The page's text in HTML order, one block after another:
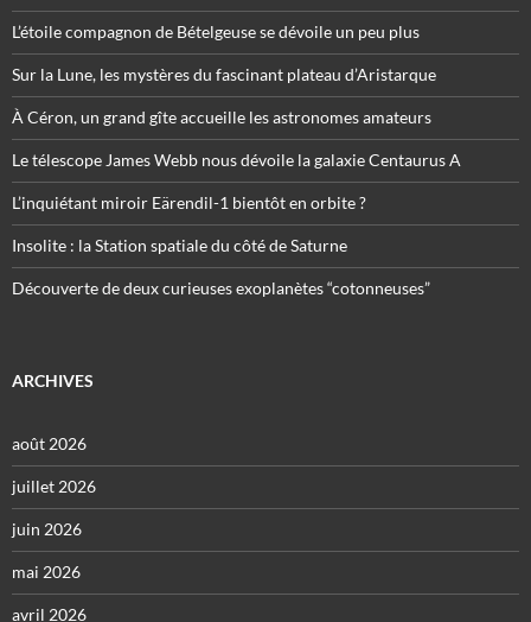
L’étoile compagnon de Bételgeuse se dévoile un peu plus
Sur la Lune, les mystères du fascinant plateau d’Aristarque
À Céron, un grand gîte accueille les astronomes amateurs
Le télescope James Webb nous dévoile la galaxie Centaurus A
L’inquiétant miroir Eärendil-1 bientôt en orbite ?
Insolite : la Station spatiale du côté de Saturne
Découverte de deux curieuses exoplanètes “cotonneuses”
ARCHIVES
août 2026
juillet 2026
juin 2026
mai 2026
avril 2026